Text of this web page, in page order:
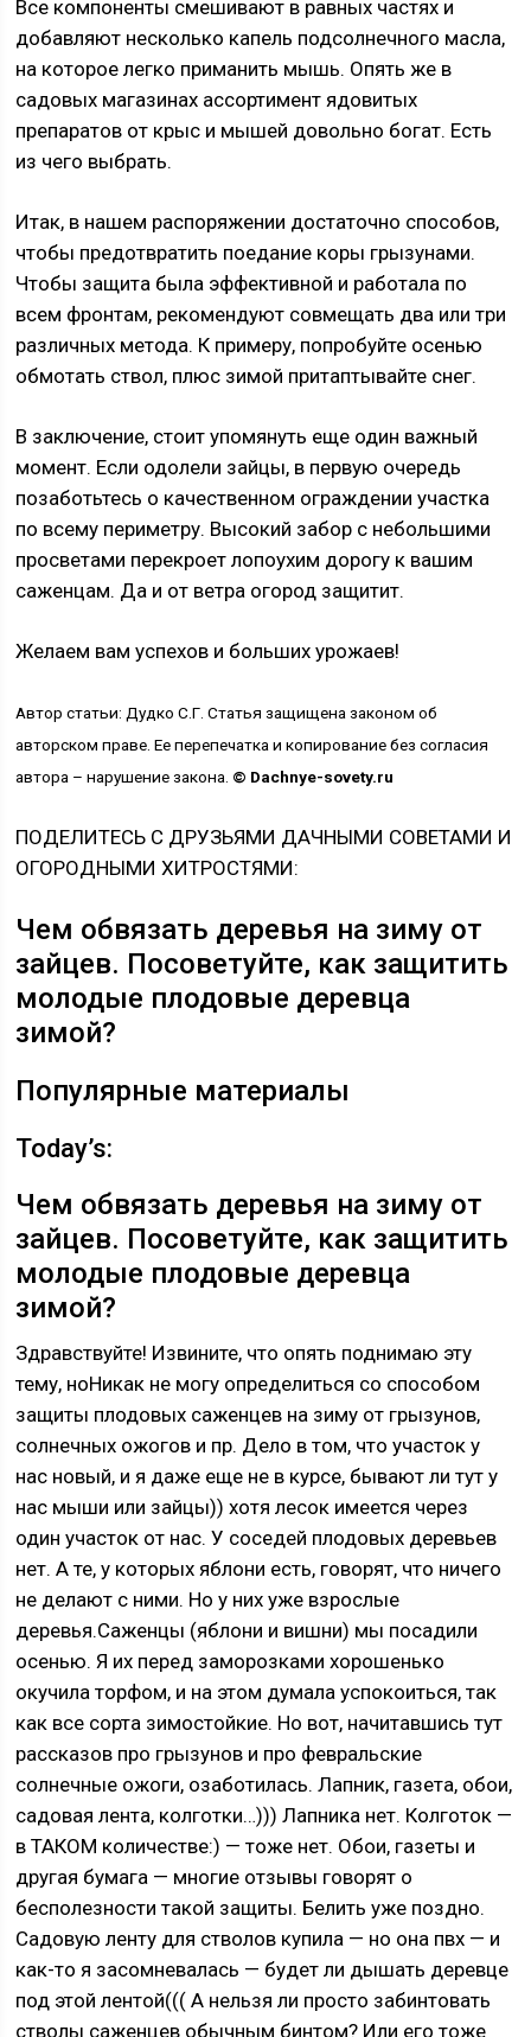
Все компоненты смешивают в равных частях и
добавляют несколько капель подсолнечного масла,
на которое легко приманить мышь. Опять же в
садовых магазинах ассортимент ядовитых
препаратов от крыс и мышей довольно богат. Есть
из чего выбрать.
Итак, в нашем распоряжении достаточно способов,
чтобы предотвратить поедание коры грызунами.
Чтобы защита была эффективной и работала по
всем фронтам, рекомендуют совмещать два или три
различных метода. К примеру, попробуйте осенью
обмотать ствол, плюс зимой притаптывайте снег.
В заключение, стоит упомянуть еще один важный
момент. Если одолели зайцы, в первую очередь
позаботьтесь о качественном ограждении участка
по всему периметру. Высокий забор с небольшими
просветами перекроет лопоухим дорогу к вашим
саженцам. Да и от ветра огород защитит.
Желаем вам успехов и больших урожаев!
Автор статьи: Дудко С.Г. Статья защищена законом об
авторском праве. Ее перепечатка и копирование без согласия
автора – нарушение закона. © Dachnye-sovety.ru
ПОДЕЛИТЕСЬ С ДРУЗЬЯМИ ДАЧНЫМИ СОВЕТАМИ И
ОГОРОДНЫМИ ХИТРОСТЯМИ:
Чем обвязать деревья на зиму от
зайцев. Посоветуйте, как защитить
молодые плодовые деревца
зимой?
Популярные материалы
Today’s:
Чем обвязать деревья на зиму от
зайцев. Посоветуйте, как защитить
молодые плодовые деревца
зимой?
Здравствуйте! Извините, что опять поднимаю эту
тему, ноНикак не могу определиться со способом
защиты плодовых саженцев на зиму от грызунов,
солнечных ожогов и пр. Дело в том, что участок у
нас новый, и я даже еще не в курсе, бывают ли тут у
нас мыши или зайцы)) хотя лесок имеется через
один участок от нас. У соседей плодовых деревьев
нет. А те, у которых яблони есть, говорят, что ничего
не делают с ними. Но у них уже взрослые
деревья.Саженцы (яблони и вишни) мы посадили
осенью. Я их перед заморозками хорошенько
окучила торфом, и на этом думала успокоиться, так
как все сорта зимостойкие. Но вот, начитавшись тут
рассказов про грызунов и про февральские
солнечные ожоги, озаботилась. Лапник, газета, обои,
садовая лента, колготки…))) Лапника нет. Колготок —
в ТАКОМ количестве:) — тоже нет. Обои, газеты и
другая бумага — многие отзывы говорят о
бесполезности такой защиты. Белить уже поздно.
Садовую ленту для стволов купила — но она пвх — и
как-то я засомневалась — будет ли дышать деревце
под этой лентой((( А нельзя ли просто забинтовать
стволы саженцев обычным бинтом? Или его тоже